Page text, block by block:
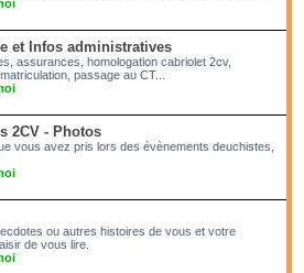
et Infos administratives
assurances, homologation cabriolet 2cv,
passage au CT...
2CV - Photos
vous avez pris lors des évènements deuchistes,
ou autres histoires de vous et votre
de vous lire.